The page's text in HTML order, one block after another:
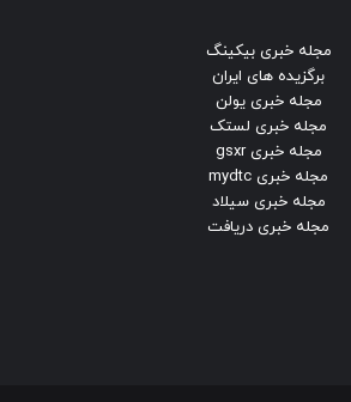
مجله خبری بیکینگ
برگزیده های ایران
مجله خبری یولن
مجله خبری لستک
مجله خبری gsxr
مجله خبری mydtc
مجله خبری سیلاد
مجله خبری دریافت